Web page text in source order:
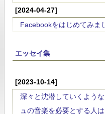
[2024-04-27]
Facebookをはじめてみま
エッセイ集
[2023-10-14]
深々と沈潜していくよう
ュの音楽を必要とする人